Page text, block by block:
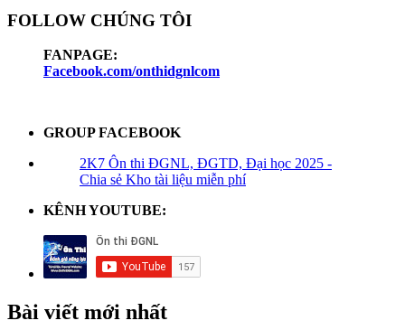
FOLLOW CHÚNG TÔI
FANPAGE:
Facebook.com/onthidgnlcom
GROUP FACEBOOK
2K7 Ôn thi ĐGNL, ĐGTD, Đại học 2025 -
Chia sẻ Kho tài liệu miễn phí
KÊNH YOUTUBE:
Bài viết mới nhất